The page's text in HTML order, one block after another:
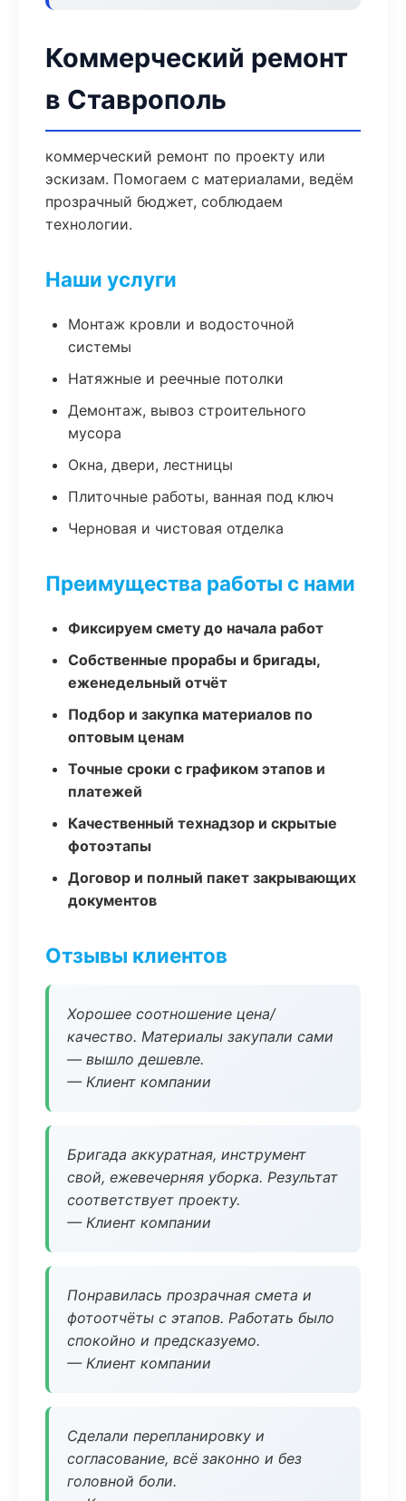
Коммерческий ремонт
в Ставрополь
коммерческий ремонт по проекту или
эскизам. Помогаем с материалами, ведём
прозрачный бюджет, соблюдаем
технологии.
Наши услуги
Монтаж кровли и водосточной
системы
Натяжные и реечные потолки
Демонтаж, вывоз строительного
мусора
Окна, двери, лестницы
Плиточные работы, ванная под ключ
Черновая и чистовая отделка
Преимущества работы с нами
Фиксируем смету до начала работ
Собственные прорабы и бригады,
еженедельный отчёт
Подбор и закупка материалов по
оптовым ценам
Точные сроки с графиком этапов и
платежей
Качественный технадзор и скрытые
фотоэтапы
Договор и полный пакет закрывающих
документов
Отзывы клиентов
Хорошее соотношение цена/
качество. Материалы закупали сами
— вышло дешевле.
— Клиент компании
Бригада аккуратная, инструмент
свой, ежевечерняя уборка. Результат
соответствует проекту.
— Клиент компании
Понравилась прозрачная смета и
фотоотчёты с этапов. Работать было
спокойно и предсказуемо.
— Клиент компании
Сделали перепланировку и
согласование, всё законно и без
головной боли.